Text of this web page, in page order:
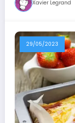
Xavier Legrand
29/05/2023